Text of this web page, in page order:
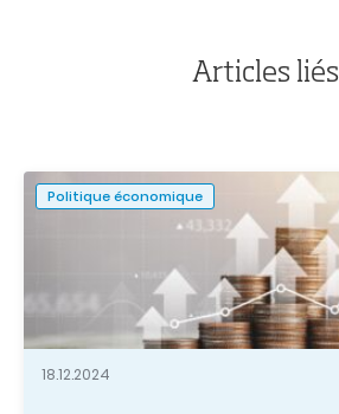
Articles liés
Politique économique
18.12.2024